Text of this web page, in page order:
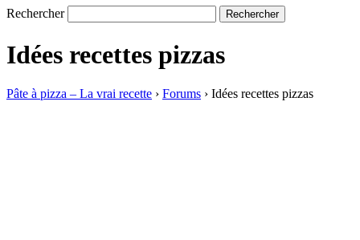
Rechercher
Idées recettes pizzas
Pâte à pizza – La vrai recette › Forums › Idées recettes pizzas